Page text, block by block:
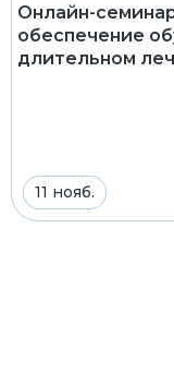
Онлайн-
обеспечение
длительном
11 нояб.